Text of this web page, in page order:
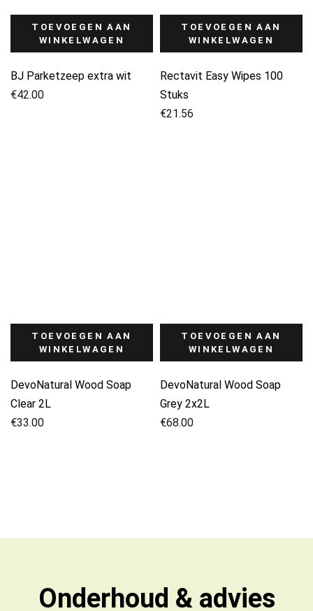
TOEVOEGEN AAN
WINKELWAGEN
BJ Parketzeep extra wit
€42.00
TOEVOEGEN AAN
WINKELWAGEN
Rectavit Easy Wipes 100
Stuks
€21.56
TOEVOEGEN AAN
WINKELWAGEN
DevoNatural Wood Soap
Clear 2L
€33.00
TOEVOEGEN AAN
WINKELWAGEN
DevoNatural Wood Soap
Grey 2x2L
€68.00
Onderhoud & advies